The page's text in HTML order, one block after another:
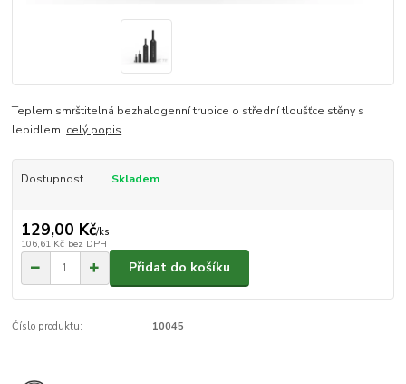
Teplem smrštitelná bezhalogenní trubice o střední tloušťce stěny s
lepidlem. celý popis
Dostupnost Skladem
129,00 Kč/ks
106,61 Kč bez DPH
Přidat do košíku
Číslo produktu: 10045